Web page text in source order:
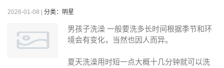
2026-01-08 | 分类：明星
男孩子洗澡 一般要洗多长时间根据季节和环
境会有变化，当然也因人而异。
夏天洗澡用时短一点大概十几分钟就可以洗